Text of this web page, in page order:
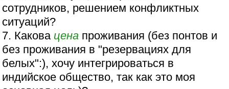
сотрудников, решением конфликтных
ситуаций?
7. Какова цена проживания (без понтов и
без проживания в "резервациях для
белых":), хочу интегрироваться в
индийское общество, так как это моя